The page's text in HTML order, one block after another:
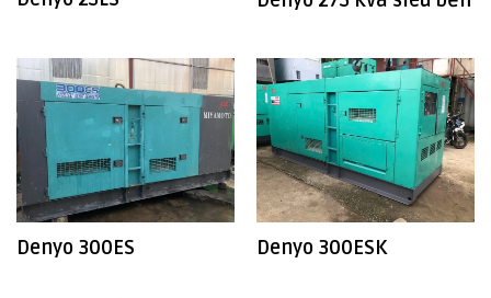
Denyo 300ES Denyo 300ESK